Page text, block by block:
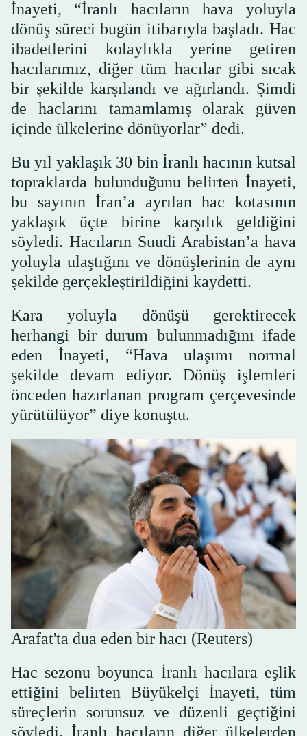
İnayeti, “İranlı hacıların hava yoluyla
dönüş süreci bugün itibarıyla başladı. Hac
ibadetlerini kolaylıkla yerine getiren
hacılarımız, diğer tüm hacılar gibi sıcak
bir şekilde karşılandı ve ağırlandı. Şimdi
de haclarını tamamlamış olarak güven
içinde ülkelerine dönüyorlar” dedi.
Bu yıl yaklaşık 30 bin İranlı hacının kutsal
topraklarda bulunduğunu belirten İnayeti,
bu sayının İran’a ayrılan hac kotasının
yaklaşık üçte birine karşılık geldiğini
söyledi. Hacıların Suudi Arabistan’a hava
yoluyla ulaştığını ve dönüşlerinin de aynı
şekilde gerçekleştirildiğini kaydetti.
Kara yoluyla dönüşü gerektirecek
herhangi bir durum bulunmadığını ifade
eden İnayeti, “Hava ulaşımı normal
şekilde devam ediyor. Dönüş işlemleri
önceden hazırlanan program çerçevesinde
yürütülüyor” diye konuştu.
Arafat'ta dua eden bir hacı (Reuters)
Hac sezonu boyunca İranlı hacılara eşlik
ettiğini belirten Büyükelçi İnayeti, tüm
süreçlerin sorunsuz ve düzenli geçtiğini
söyledi. İranlı hacıların diğer ülkelerden